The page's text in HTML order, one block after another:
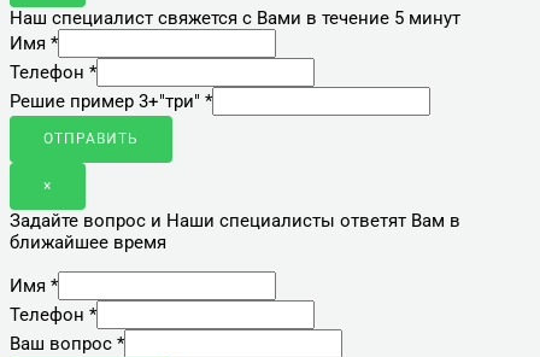
Наш специалист свяжется с Вами в течение 5 минут
Имя *
Телефон *
Решие пример 3+"три" *
ОТПРАВИТЬ
×
Задайте вопрос и Наши специалисты ответят Вам в
ближайшее время
Имя *
Телефон *
Ваш вопрос *